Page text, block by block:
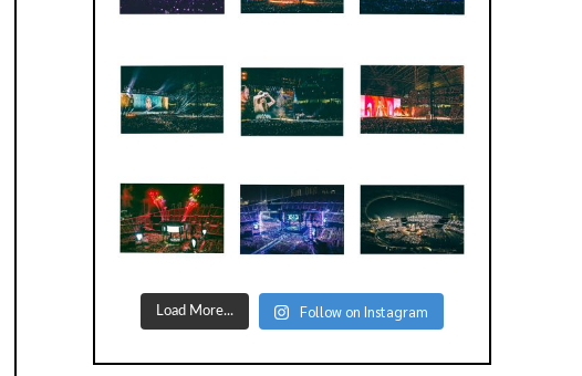
Load More... Follow on Instagram